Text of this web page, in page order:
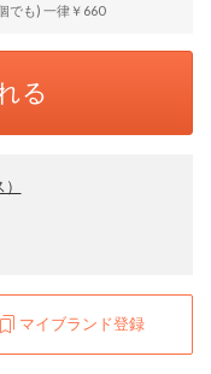
でも) 一律￥660
る
マイブランド登録